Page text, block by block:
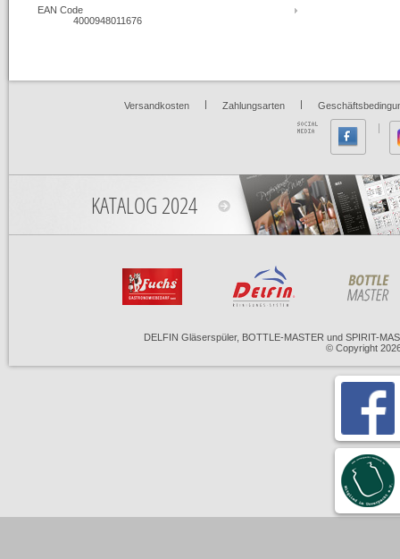
EAN Code
4000948011676
Versandkosten | Zahlungsarten |
KATALOG 2024
DELFIN Gläserspüler, BOTTLE-MASTER und SPIRIT-
© Copyright